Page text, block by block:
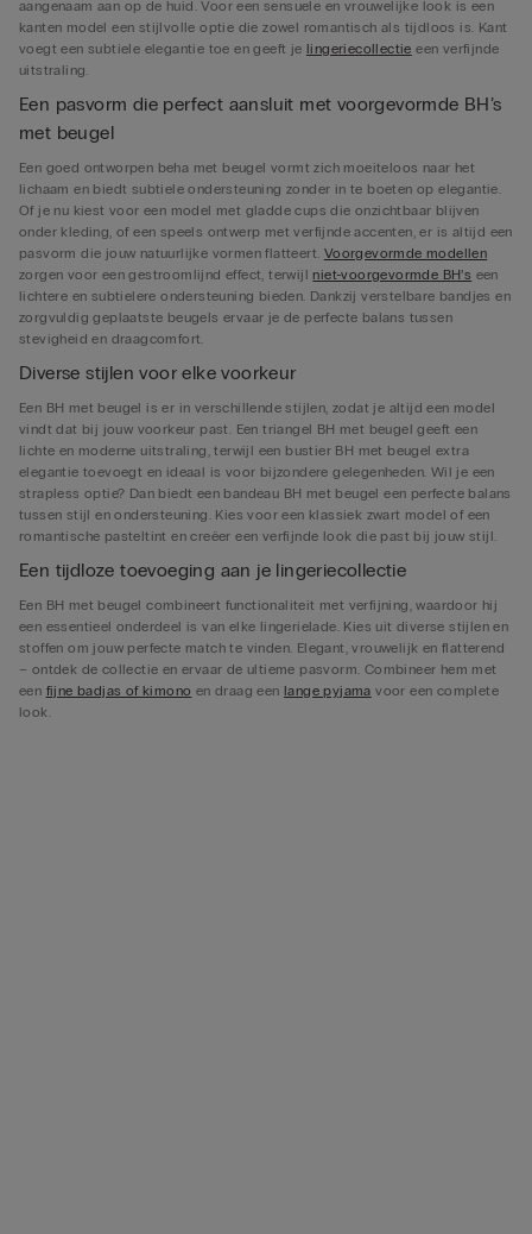
aangenaam aan op de huid. Voor een sensuele en vrouwelijke look is een
kanten model een stijlvolle optie die zowel romantisch als tijdloos is. Kant
voegt een subtiele elegantie toe en geeft je lingeriecollectie een verfijnde
uitstraling.
Een pasvorm die perfect aansluit met voorgevormde BH’s
met beugel
Een goed ontworpen beha met beugel vormt zich moeiteloos naar het
lichaam en biedt subtiele ondersteuning zonder in te boeten op elegantie.
Of je nu kiest voor een model met gladde cups die onzichtbaar blijven
onder kleding, of een speels ontwerp met verfijnde accenten, er is altijd een
pasvorm die jouw natuurlijke vormen flatteert. Voorgevormde modellen
zorgen voor een gestroomlijnd effect, terwijlniet-voorgevormde BH’s een
lichtere en subtielere ondersteuning bieden. Dankzij verstelbare bandjes en
zorgvuldig geplaatste beugels ervaar je de perfecte balans tussen
stevigheid en draagcomfort.
Diverse stijlen voor elke voorkeur
Een BH met beugel is er in verschillende stijlen, zodat je altijd een model
vindt dat bij jouw voorkeur past. Een triangel BH met beugel geeft een
lichte en moderne uitstraling, terwijl een bustier BH met beugel extra
elegantie toevoegt en ideaal is voor bijzondere gelegenheden. Wil je een
strapless optie? Dan biedt een bandeau BH met beugel een perfecte balans
tussen stijl en ondersteuning. Kies voor een klassiek zwart model of een
romantische pasteltint en creëer een verfijnde look die past bij jouw stijl.
Een tijdloze toevoeging aan je lingeriecollectie
Een BH met beugel combineert functionaliteit met verfijning, waardoor hij
een essentieel onderdeel is van elke lingerielade. Kies uit diverse stijlen en
stoffen om jouw perfecte match te vinden. Elegant, vrouwelijk en flatterend
– ontdek de collectie en ervaar de ultieme pasvorm. Combineer hem met
een fijne badjas of kimono en draag eenlange pyjama voor een complete
look.